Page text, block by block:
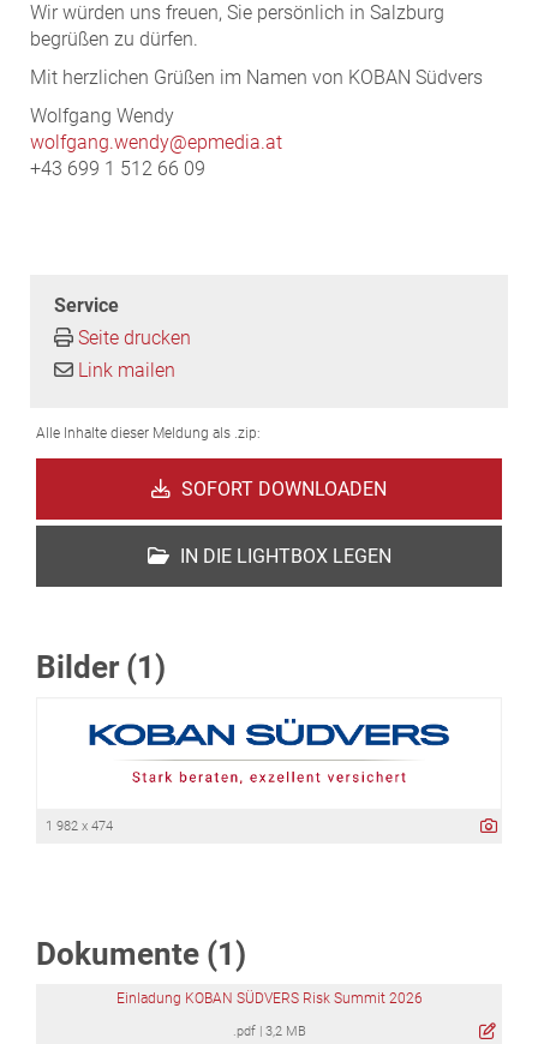
Wir würden uns freuen, Sie persönlich in Salzburg
begrüßen zu dürfen.
Mit herzlichen Grüßen im Namen von KOBAN Südvers
Wolfgang Wendy
wolfgang.wendy@epmedia.at
+43 699 1 512 66 09
Service
Seite drucken
Link mailen
Alle Inhalte dieser Meldung als .zip:
SOFORT DOWNLOADEN
IN DIE LIGHTBOX LEGEN
Bilder (1)
1 982 x 474
Dokumente (1)
Einladung KOBAN SÜDVERS Risk Summit 2026
.pdf| 3,2 MB